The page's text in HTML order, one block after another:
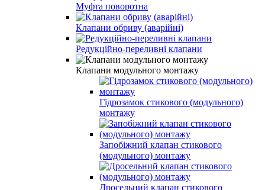
Муфта поворотна
Клапани обриву (аварійні)
Редукційно-переливні клапани
Клапани модульного монтажу
Гідрозамок стикового (модульного)
монтажу
Запобіжний клапан стикового
(модульного) монтажу
Дросельний клапан стикового